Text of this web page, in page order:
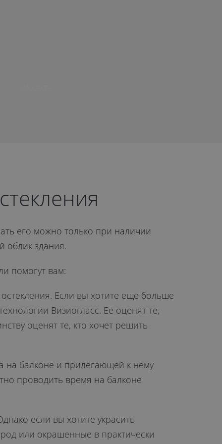
его можно только при наличии
облик здания.
помогут вам:
Если вы хотите еще больше
Визиогласс. Ее оценят те,
оценят те, кто хочет решить
на балконе и прилегающей к нему
проводить время на балконе
если вы хотите украсить
или окрашенные в практически